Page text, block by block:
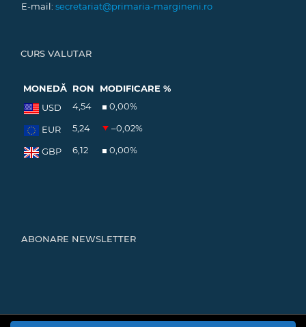
E-mail: secretariat@primaria-margineni.ro
CURS VALUTAR
MONEDĂ RON
MODIFICARE %
USD
4,54 0,00%
EUR 5,24 –0,02%
GBP 6,12 0,00%
ABONARE NEWSLETTER